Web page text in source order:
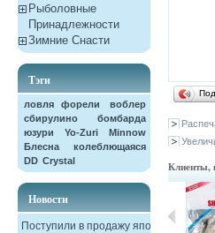
Рыболовные
Принадлежности
Зимние Снасти
Тэги
ловля форели
воблер
сбирулино
бомбарда
юзури
Yo-Zuri
Minnow
Блесна колеблющаяся
DD Crystal
Новости
Поступили в продажу японские
Клиенты,